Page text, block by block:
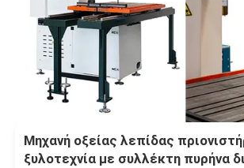
Μηχανή οξείας λεπίδας
ξυλοτεχνία με συλλέκτη πυρήνα